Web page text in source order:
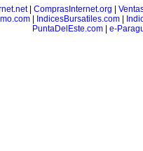
| ComprasInternet.org
| IndicesBursatiles.com|
PuntaDelEste.com| e-